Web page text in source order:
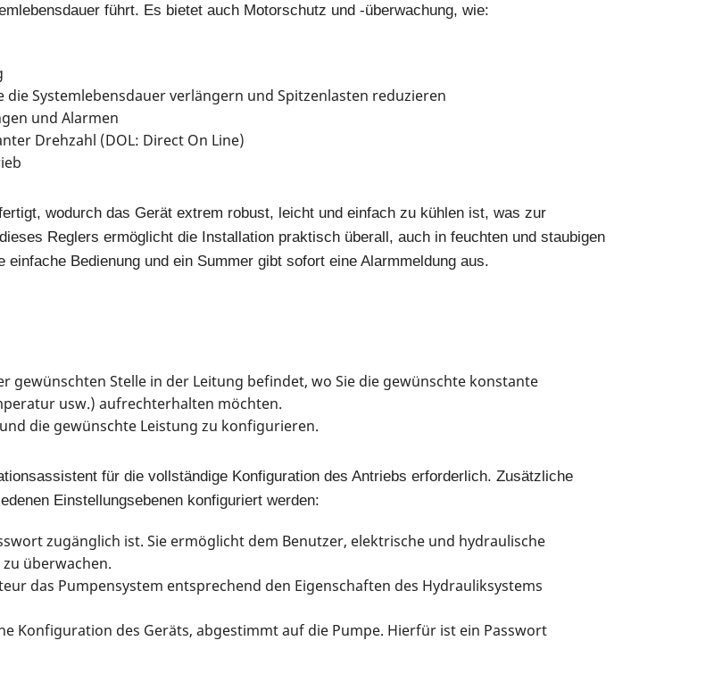
führt. Es bietet auch Motorschutz und -überwachung, wie:
Systemlebensdauer verlängern und Spitzenlasten reduzieren
und Alarmen
Drehzahl (DOL: Direct On Line)
wodurch das Gerät extrem robust, leicht und einfach zu kühlen ist, was zur
Reglers ermöglicht die Installation praktisch überall, auch in feuchten und staubigen
Bedienung und ein Summer gibt sofort eine Alarmmeldung aus.
gewünschten Stelle in der Leitung befindet, wo Sie die gewünschte konstante
usw.) aufrechterhalten möchten.
die gewünschte Leistung zu konfigurieren.
für die vollständige Konfiguration des Antriebs erforderlich. Zusätzliche
Einstellungsebenen konfiguriert werden:
zugänglich ist. Sie ermöglicht dem Benutzer, elektrische und hydraulische
überwachen.
das Pumpensystem entsprechend den Eigenschaften des Hydrauliksystems
Konfiguration des Geräts, abgestimmt auf die Pumpe. Hierfür ist ein Passwort